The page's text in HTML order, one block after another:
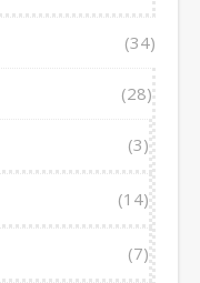
(34)
(28)
(3)
(14)
(7)